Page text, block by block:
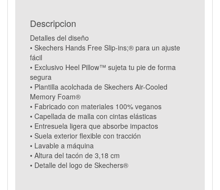
Descripcion
Detalles del diseño
• Skechers Hands Free Slip-ins;® para un ajuste
fácil
• Exclusivo Heel Pillow™ sujeta tu pie de forma
segura
• Plantilla acolchada de Skechers Air-Cooled
Memory Foam®
• Fabricado con materiales 100% veganos
• Capellada de malla con cintas elásticas
• Entresuela ligera que absorbe impactos
• Suela exterior flexible con tracción
• Lavable a máquina
• Altura del tacón de 3,18 cm
• Detalle del logo de Skechers®